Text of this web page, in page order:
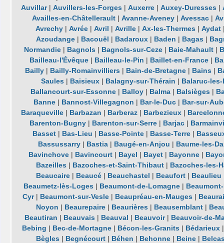
Auvillar|Auvillers-les-Forges |Auxerre |Auxey-Duresses |
Availles-en-Châtellerault |Avanne-Aveney |Avessac |
Avrechy| Avrée| Avril | Avrille| Ax-les-Thermes | Aydat
Azoudange | Bacouël | Badaroux | Baden | Bagas |
Normandie| Bagnols | Bagnols-sur-Ceze| Baie-Mahault|
Bailleau-l'Évêque | Bailleau-le-Pin | Baillet-en-France |
Bailly| Bailly-Romainvilliers | Bain-de-Bretagne| Bains |
Saules | Baisieux | Balagny-sur-Thérain | Balaruc-
Ballancourt-sur-Essonne | Balloy | Balma | Balsièges |
Banne | Bannost-Villegagnon | Bar-le-Duc | Bar-sur-
Baraqueville | Barbazan | Barberaz | Barbezieux |
Barenton-Bugny| Barenton-sur-Serre| Barjac|
Basset | Bas-Lieu | Basse-Pointe | Basse-Terre |
Bassussarry | Bastia | Baugé-en-Anjou | Baume-les-
Bavinchove| Bavincourt| Bayel | Bayet| Bayonne|
Bazeilles | Bazoches-et-Saint-Thibaut | Bazoches-les-
Beaucaire | Beaucé | Beauchastel | Beaufort | Beaulieu
Beaumetz-lès-Loges | Beaumont-de-Lomagne|
Cyr| Beaumont-sur-Vesle| Beaupréau-en-Mauges |
Noyon | Beaurepaire| Beaurières | Beausemblant|
Beautiran | Beauvais | Beauval | Beauvoir| Beauvoir-de-
Bebing | Bec-de-Mortagne | Bécon-les-Granits | Bédarieux
Bègles | Begnécourt| Béhen | Behonne| Beine|